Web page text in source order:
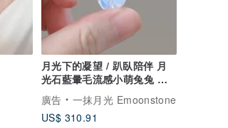
月光下的凝望 / 趴臥陪伴 月
光石藍暈毛流感小萌兔兔 項
鍊
廣告
一抹月光 Emoonstone
US$ 310.91